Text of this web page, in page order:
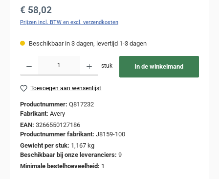
Normale prijs:
€ 58,02
Prijzen incl. BTW en excl. verzendkosten
Beschikbaar in 3 dagen, levertijd 1-3 dagen
stuk In de winkelmand
Toevoegen aan wensenlijst
Productnummer: Q817232
Fabrikant: Avery
EAN: 3266550127186
Productnummer fabrikant: J8159-100
Gewicht per stuk: 1,167 kg
Beschikbaar bij onze leveranciers: 9
Minimale bestelhoeveelheid: 1